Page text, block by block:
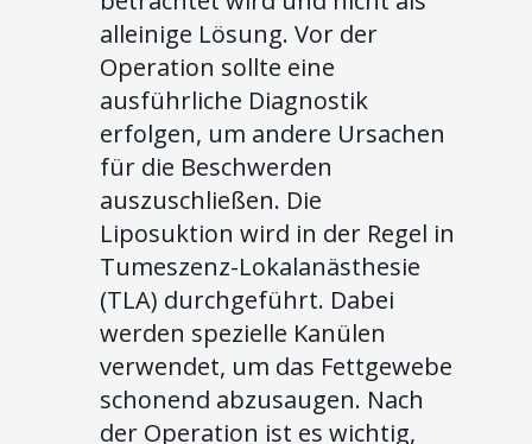
alleinige Lösung. Vor der
Operation sollte eine
ausführliche Diagnostik
erfolgen, um andere Ursachen
für die Beschwerden
auszuschließen. Die
Liposuktion wird in der Regel in
Tumeszenz-Lokalanästhesie
(TLA) durchgeführt. Dabei
werden spezielle Kanülen
verwendet, um das Fettgewebe
schonend abzusaugen. Nach
der Operation ist es wichtig,